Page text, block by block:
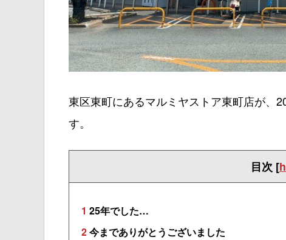
東区東町にあるマルミヤストア東町店が、
す。
目次 [
1 25年でした…
2今までありがとうございました